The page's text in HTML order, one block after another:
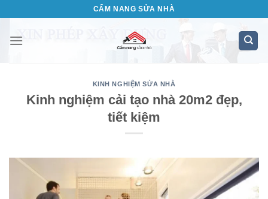
nội
CẨM NANG SỬA NHÀ
KINH NGHIỆM SỬA NHÀ
Kinh nghiệm cải tạo nhà 20m2 đẹp,
tiết kiệm